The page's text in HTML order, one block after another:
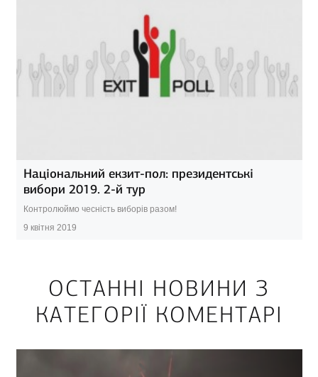
Національний екзит-пол: президентські
вибори 2019. 2-й тур
Контролюймо чесність виборів разом!
9 квітня 2019
ОСТАННІ НОВИНИ З
КАТЕГОРІЇ КОМЕНТАРІ